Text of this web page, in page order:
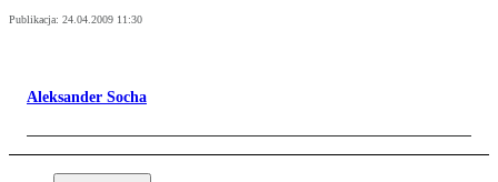
Publikacja: 24.04.2009 11:30
Aleksander Socha